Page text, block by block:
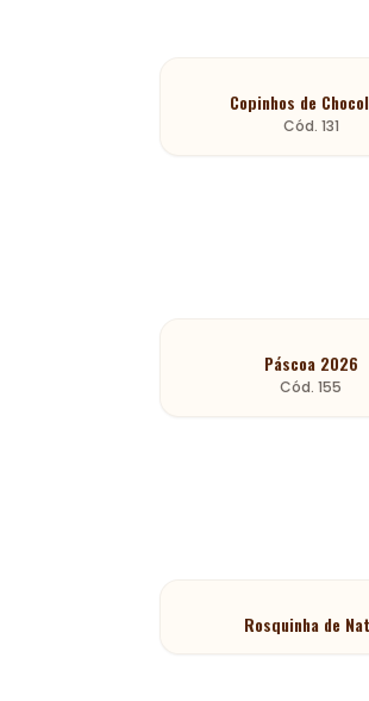
Copinhos de
Cód. 131
Páscoa 2026
Cód. 155
Rosquinha de